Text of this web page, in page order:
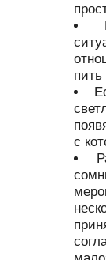
с